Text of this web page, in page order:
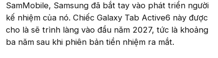
SamMobile, Samsung đã bắt tay vào phát triển người
kế nhiệm của nó. Chiếc Galaxy Tab Active6 này được
cho là sẽ trình làng vào đầu năm 2027, tức là khoảng
ba năm sau khi phiên bản tiền nhiệm ra mắt.